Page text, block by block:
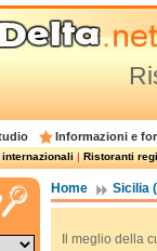
Informazioni e
|Ristoranti
Home Sicilia
Il meglio della